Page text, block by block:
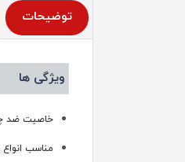
توضیحات
ویژگی ها
خاصیت ضد
مناسب